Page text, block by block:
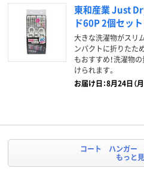
東和産業 Just
ド60P 2個セッ
大きな洗濯物がスリ
ンパクトに折りたた
もおすすめ！洗濯物
けられます。
お届け日：8月24日（
コート ハンガー
もっと